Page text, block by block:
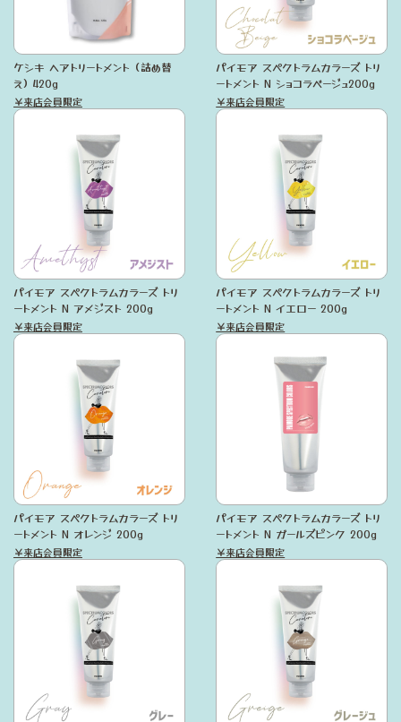
ケシキ ヘアトリートメント（詰め替
え）420g
￥来店会員限定
パイモア スペクトラムカラーズ トリ
ートメント N ショコラベージュ200g
￥来店会員限定
パイモア スペクトラムカラーズ トリ
ートメント N アメジスト 200g
￥来店会員限定
パイモア スペクトラムカラーズ トリ
ートメント N イエロー 200g
￥来店会員限定
パイモア スペクトラムカラーズ トリ
ートメント N オレンジ 200g
￥来店会員限定
パイモア スペクトラムカラーズ トリ
ートメント N ガールズピンク 200g
￥来店会員限定